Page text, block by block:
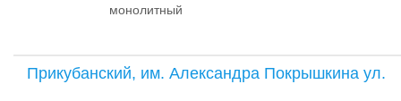
монолитный
Прикубанский, им. Александра Покрышкина ул.